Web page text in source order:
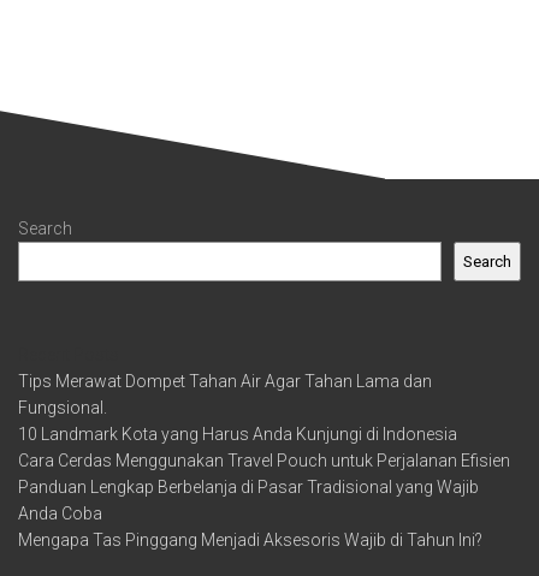
Search
Search
Tips Merawat Dompet Tahan Air Agar Tahan Lama dan
Fungsional.
10 Landmark Kota yang Harus Anda Kunjungi di Indonesia
Cara Cerdas Menggunakan Travel Pouch untuk Perjalanan Efisien
Panduan Lengkap Berbelanja di Pasar Tradisional yang Wajib
Anda Coba
Mengapa Tas Pinggang Menjadi Aksesoris Wajib di Tahun Ini?